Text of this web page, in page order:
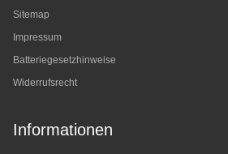
Sitemap
Impressum
Batteriegesetzhinweise
Widerrufsrecht
Informationen